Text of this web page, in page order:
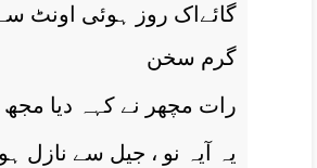
گائےاک روز ہوئی اونٹ
گرم سخن
رات مچھر نے کہہ ديا
يہ آيہ نو ، جيل سے نازل